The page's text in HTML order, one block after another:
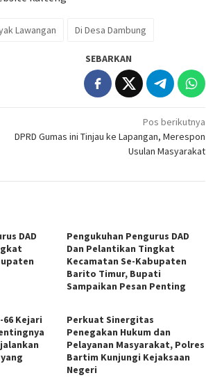
Lawangan Di Desa Dambung
SEBARKAN
Pos berikutnya
DPRD Gumas ini Tinjau ke Lapangan, Merespon
Usulan Masyarakat
DAD
Pengukuhan Pengurus DAD
Dan Pelantikan Tingkat
Kecamatan Se-Kabupaten
Barito Timur, Bupati
Sampaikan Pesan Penting
66 Kejari
Perkuat Sinergitas
Penegakan Hukum dan
Pelayanan Masyarakat, Polres
Bartim Kunjungi Kejaksaan
Negeri